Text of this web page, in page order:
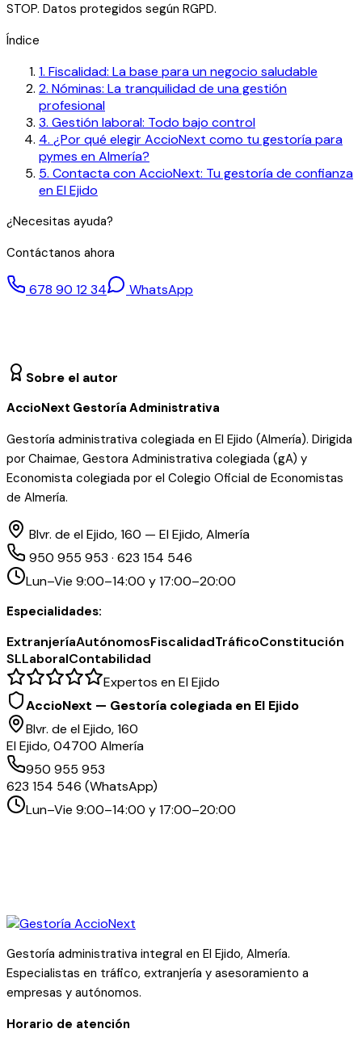
STOP. Datos protegidos según RGPD.
Índice
1. Fiscalidad: La base para un negocio saludable
2. Nóminas: La tranquilidad de una gestión
profesional
3. Gestión laboral: Todo bajo control
4. ¿Por qué elegir AccioNext como tu gestoría para
pymes en Almería?
5. Contacta con AccioNext: Tu gestoría de confianza
en El Ejido
¿Necesitas ayuda?
Contáctanos ahora
678 90 12 34 WhatsApp
Sobre el autor
AccioNext Gestoría Administrativa
Gestoría administrativa colegiada en El Ejido (Almería). Dirigida
por Chaimae, Gestora Administrativa colegiada (gA) y
Economista colegiada por el Colegio Oficial de Economistas
de Almería.
Blvr. de el Ejido, 160 — El Ejido, Almería
950 955 953 · 623 154 546
Lun–Vie 9:00–14:00 y 17:00–20:00
Especialidades:
ExtranjeríaAutónomosFiscalidadTráficoConstitución
SLLaboralContabilidad
Expertos en El Ejido
AccioNext — Gestoría colegiada en El Ejido
Blvr. de el Ejido, 160
El Ejido, 04700 Almería
950 955 953
623 154 546 (WhatsApp)
Lun–Vie 9:00–14:00 y 17:00–20:00
Gestoría administrativa integral en El Ejido, Almería.
Especialistas en tráfico, extranjería y asesoramiento a
empresas y autónomos.
Horario de atención